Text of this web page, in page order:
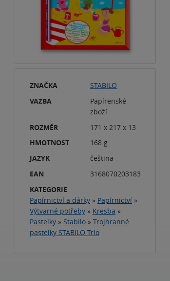
ZNAČKA
STABILO
VAZBA
Papírenské
zboží
ROZMĚR
171 x 217 x 13
HMOTNOST
168 g
JAZYK
čeština
EAN
3168070203183
KATEGORIE
Papírnictví a dárky » Papírnictví »
Výtvarné potřeby » Kresba »
Pastelky » Stabilo » Trojhranné
pastelky STABILO Trio